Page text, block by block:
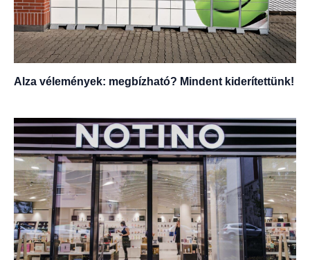
Alza vélemények: megbízható? Mindent kiderítettünk!